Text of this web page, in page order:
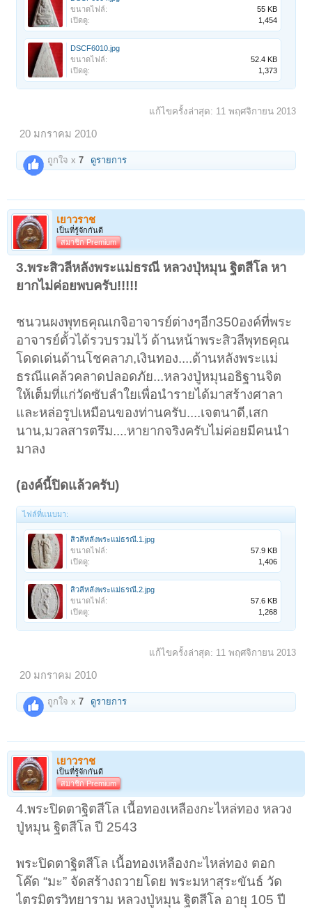
ขนาดไฟล์:
55 KB
เปิดดู:
1,454
DSCF6010.jpg
ขนาดไฟล์:
52.4 KB
เปิดดู:
1,373
แก้ไขครั้งล่าสุด: 11 พฤศจิกายน 2013
20 มกราคม 2010
ถูกใจ x7 ดูรายการ
เยาวราช
เป็นที่รู้จักกันดี
สมาชิก Premium
3.พระสิวลีหลังพระแม่ธรณี หลวงปุ่หมุน ฐิตสีโล หา
ยากไม่ค่อยพบครับ!!!!!
ชนวนผงพุทธคุณเกจิอาจารย์ต่างๆอีก350องค์ที่พระ
อาจารย์ตั้วได้รวบรวมไว้ ด้านหน้าพระสิวลีพุทธคุณ
โดดเด่นด้านโชคลาภ,เงินทอง....ด้านหลังพระแม่
ธรณีแคล้วคลาดปลอดภัย...หลวงปู่หมุนอธิฐานจิต
ให้เต็มที่แก่วัดซับลำใยเพื่อนำรายได้มาสร้างศาลา
และหล่อรูปเหมือนของท่านครับ....เจตนาดี,เสก
นาน,มวลสารตรึม....หายากจริงครับไม่ค่อยมีคนนำ
มาลง
(องค์นี้ปิดแล้วครับ)
ไฟล์ที่แนบมา:
สิวลีหลังพระแม่ธรณี.1.jpg
ขนาดไฟล์:
57.9 KB
เปิดดู:
1,406
สิวลีหลังพระแม่ธรณี.2.jpg
ขนาดไฟล์:
57.6 KB
เปิดดู:
1,268
แก้ไขครั้งล่าสุด: 11 พฤศจิกายน 2013
20 มกราคม 2010
ถูกใจ x7 ดูรายการ
เยาวราช
เป็นที่รู้จักกันดี
สมาชิก Premium
4.พระปิดตาฐิตสีโล เนื้อทองเหลืองกะไหล่ทอง หลวง
ปู่หมุน ฐิตสีโล ปี 2543
พระปิดตาฐิตสีโล เนื้อทองเหลืองกะไหล่ทอง ตอก
โค๊ด “มะ” จัดสร้างถวายโดย พระมหาสุระขันธ์ วัด
ไตรมิตรวิทยาราม หลวงปู่หมุน ฐิตสีโล อายุ 105 ปี